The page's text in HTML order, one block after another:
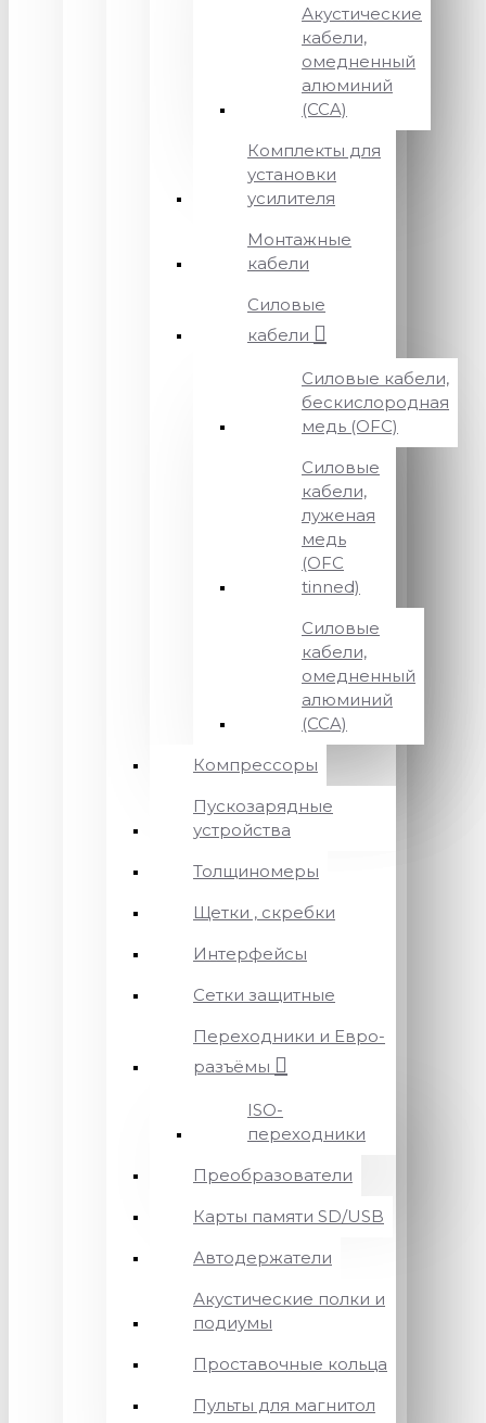
Акустические
кабели,
омедненный
алюминий
(CCA)
Комплекты для
установки
усилителя
Монтажные
кабели
Силовые
кабели
Силовые кабели,
бескислородная
медь (OFC)
Силовые
кабели,
луженая
медь
(OFC
tinned)
Силовые
кабели,
омедненный
алюминий
(CCA)
Компрессоры
Пускозарядные
устройства
Толщиномеры
Щетки , скребки
Интерфейсы
Сетки защитные
Переходники и Евро-
разъёмы
ISO-
переходники
Преобразователи
Карты памяти SD/USB
Автодержатели
Акустические полки и
подиумы
Проставочные кольца
Пульты для магнитол